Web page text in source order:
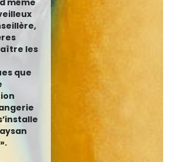
même
les
que